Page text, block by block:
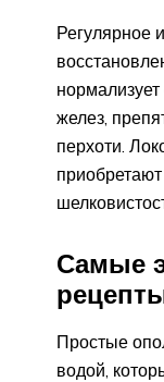
Регулярное
желез,
перхоти.
Самые
Простые
водой,